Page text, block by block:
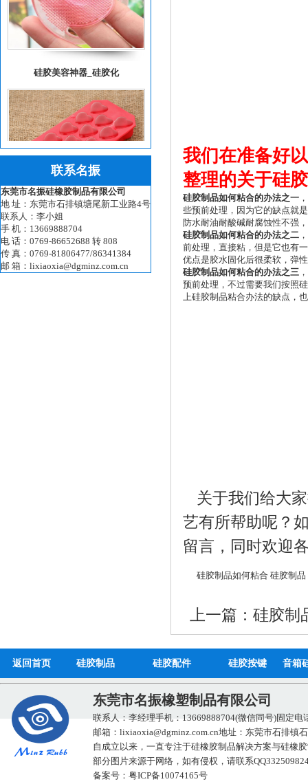
我们在准备好以
关于硅胶制品如
硅胶制品如何粘合的办法之一
理，因为它的缺点就是有一种很
腐蚀性不强，但是这种硅胶制品
硅胶制品如何粘合的办法之二，
接粘，但是它也有一些缺点，它
软，弹性体，耐温性能非常好，
硅胶制品如何粘合的办法之三，
理，不过需要我们按照硅胶制品
关于我们给大家
有所帮助呢？如
言，同时欢迎各
上一篇： 硅胶制
硅胶美容神器_硅胶化
硅胶冰格定制_硅胶冰
硅胶折叠碗_无毒无味
联系名振
东莞市名振硅橡胶制品有限公司
地 址：东莞市石排镇塘尾新工业路4号
联系人：李小姐
手 机：13669888704
电 话：0769-86652688 转 808
传 真：0769-81806477/86341384
东莞市名振橡塑制品有限公司
联系人：李经理手机：13669888704(微信同号) 固定电话
邮箱：
lixiaoxia@dgminz.com.cn
地址：东莞市石排镇石
自成立以来，一直专注于硅橡胶制品解决方案与硅橡胶制
部分图片来源于网络，如有侵权，请联系QQ3325098247